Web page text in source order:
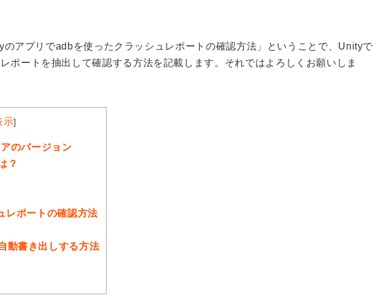
のアプリでadbを使ったクラッシュレポートの確認方法」ということで、Unityで
ポートを抽出して確認する方法を記載します。それではよろしくお願いしま
示]
のバージョン
？
レポートの確認方法
動書き出しする方法